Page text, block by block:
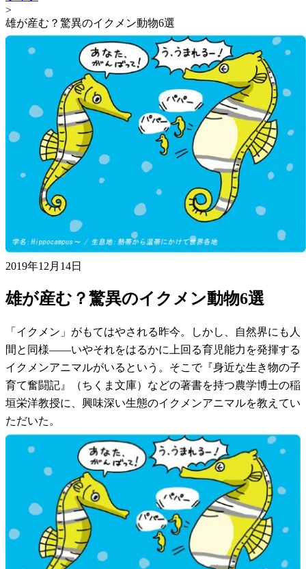
>
雄が産む？驚異のイクメン動物6選
2019年12月14日
雄が産む？驚異のイクメン動物6選
「イクメン」がもてはやされる昨今。しかし、自然界にも人
間と同様――いやそれをはるかに上回る育児能力を発揮する
イクメンアニマルがいるという。そこで『身近な生き物の子
育て奮闘記』（ちくま文庫）などの著書を持つ農学博士の稲
垣栄洋教授に、興味深い生態のイクメンアニマルを教えてい
ただいた。